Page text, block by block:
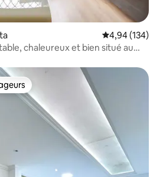
Évaluation
4,94 (134)
chaleureux et bien situé au
les plus appréciés